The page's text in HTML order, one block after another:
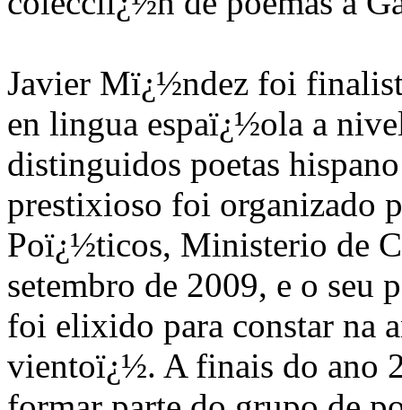
Javier Mï¿½ndez foi
en lingua espaï¿½ola a
distinguidos poetas
prestixioso foi organizado
Poï¿½ticos, Ministerio de
setembro de 2009, e o
foi elixido para constar na
vientoï¿½. A finais do ano